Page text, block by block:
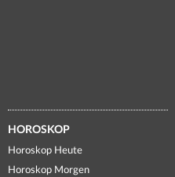
HOROSKOP
Horoskop Heute
Horoskop Morgen